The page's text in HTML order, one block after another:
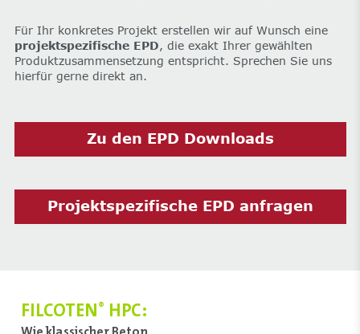
Für Ihr konkretes Projekt erstellen wir auf Wunsch eine
projektspezifische EPD, die exakt Ihrer gewählten
Produktzusammensetzung entspricht. Sprechen Sie uns
hierfür gerne direkt an.
Zu den EPD Downloads
Projektspezifische EPD anfragen
FILCOTEN® HPC: